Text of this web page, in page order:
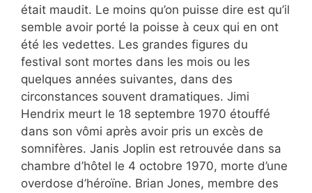
était maudit. Le moins qu’on puisse dire est qu’il
semble avoir porté la poisse à ceux qui en ont
été les vedettes. Les grandes figures du
festival sont mortes dans les mois ou les
quelques années suivantes, dans des
circonstances souvent dramatiques. Jimi
Hendrix meurt le 18 septembre 1970 étouffé
dans son vômi après avoir pris un excès de
somnifères. Janis Joplin est retrouvée dans sa
chambre d’hôtel le 4 octobre 1970, morte d’une
overdose d’héroïne. Brian Jones, membre des